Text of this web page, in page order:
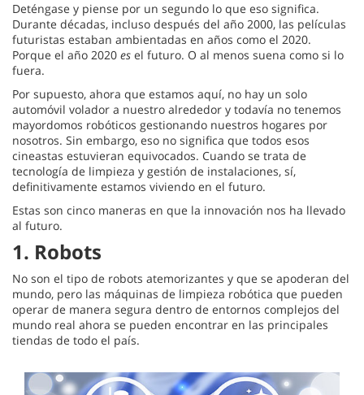
Deténgase y piense por un segundo lo que eso significa.
Durante décadas, incluso después del año 2000, las películas
futuristas estaban ambientadas en años como el 2020.
Porque el año 2020 es el futuro. O al menos suena como si lo
fuera.
Por supuesto, ahora que estamos aquí, no hay un solo
automóvil volador a nuestro alrededor y todavía no tenemos
mayordomos robóticos gestionando nuestros hogares por
nosotros. Sin embargo, eso no significa que todos esos
cineastas estuvieran equivocados. Cuando se trata de
tecnología de limpieza y gestión de instalaciones, sí,
definitivamente estamos viviendo en el futuro.
Estas son cinco maneras en que la innovación nos ha llevado
al futuro.
1. Robots
No son el tipo de robots atemorizantes y que se apoderan del
mundo, pero las máquinas de limpieza robótica que pueden
operar de manera segura dentro de entornos complejos del
mundo real ahora se pueden encontrar en las principales
tiendas de todo el país.